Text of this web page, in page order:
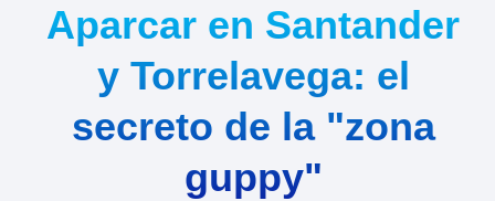
Aparcar en Santander
y Torrelavega: el
secreto de la "zona
guppy"